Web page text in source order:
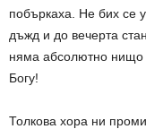
побъркаха. Не бих се
дъжд и до вечерта
няма абсолютно нищо
Богу!
Толкова хора ни